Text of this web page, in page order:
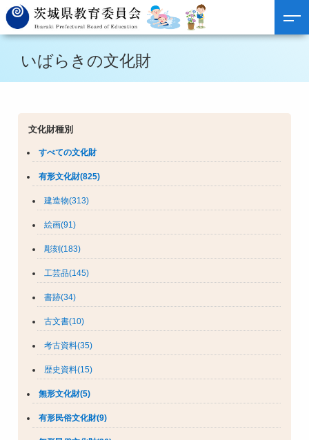
いばらきの文化財
文化財種別
すべての文化財
有形文化財(825)
建造物(313)
絵画(91)
彫刻(183)
工芸品(145)
書跡(34)
古文書(10)
考古資料(35)
歴史資料(15)
無形文化財(5)
有形民俗文化財(9)